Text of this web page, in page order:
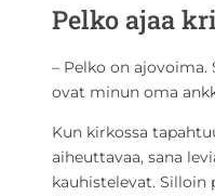
Pelko ajaa
– Pelko on ajovoima.
ovat minun oma
Kun kirkossa
aiheuttavaa, sana
kauhistelevat. Silloin